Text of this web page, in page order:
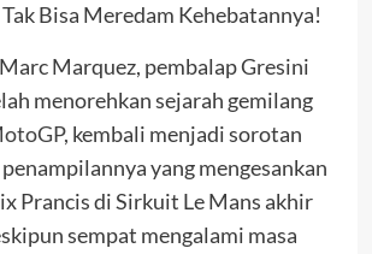
Marquez, pembalap Gresini
menorehkan sejarah gemilang
, kembali menjadi sorotan
yang mengesankan
Prancis di Sirkuit Le Mans akhir
sempat mengalami masa